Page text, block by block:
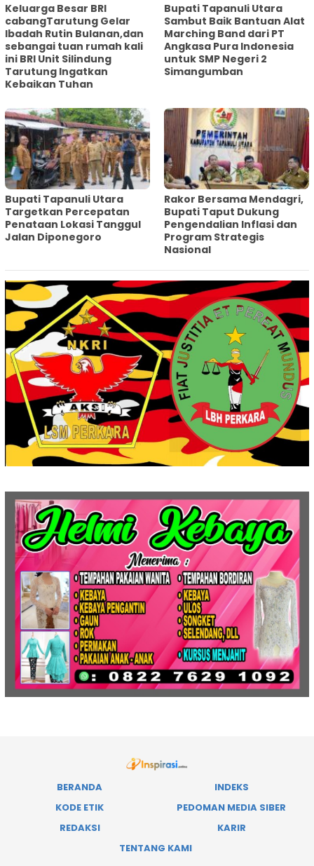
Keluarga Besar BRI
cabangTarutung Gelar
Ibadah Rutin Bulanan,dan
sebangai tuan rumah kali
ini BRI Unit Silindung
Tarutung Ingatkan
Kebaikan Tuhan
Bupati Tapanuli Utara
Sambut Baik Bantuan Alat
Marching Band dari PT
Angkasa Pura Indonesia
untuk SMP Negeri 2
Simangumban
‎Bupati Tapanuli Utara
Targetkan Percepatan
Penataan Lokasi Tanggul
Jalan Diponegoro
Rakor Bersama Mendagri,
Bupati Taput Dukung
Pengendalian Inflasi dan
Program Strategis
Nasional‎
BERANDA
INDEKS
KODE ETIK
PEDOMAN MEDIA SIBER
REDAKSI
KARIR
TENTANG KAMI